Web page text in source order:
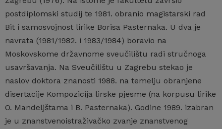
postdiplomski studij te 1981. obranio magistarski rad
Bit i samosvojnost lirike Borisa Pasternaka. U dva je
navrata (1981/1982. i 1983/1984) boravio na
Moskovskome državnome sveučilištu radi stručnoga
usavršavanja. Na Sveučilištu u Zagrebu stekao je
naslov doktora znanosti 1988. na temelju obranjene
disertacije Kompozicija lirske pjesme (na korpusu lirike
O. Mandeljštama i B. Pasternaka). Godine 1989. izabran
je u znanstveno­istraživačko zvanje znanstvenog